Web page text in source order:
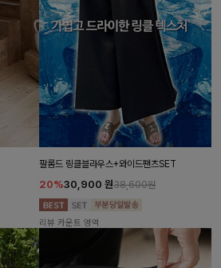
팔롬드 링클블라우스+와이드팬츠SET
20%30,900 원38,600원
리뷰 카운트 영역